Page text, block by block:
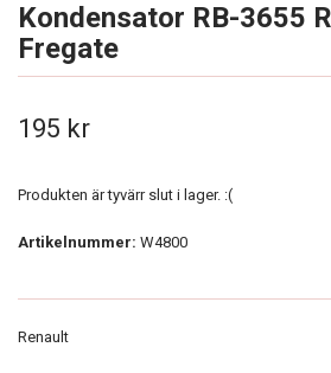
Kondensator RB-3655
Fregate
195 kr
Produkten är tyvärr slut i lager. :(
Artikelnummer: W4800
Renault